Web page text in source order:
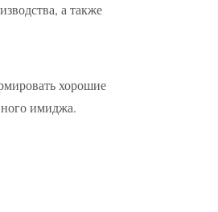
а также
хорошие
имиджа.